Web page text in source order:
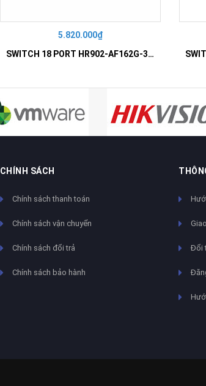
5.820.000₫
SWITCH 18 PORT HR902-AF162G-300 – Switch PoE 16 Cổng
CHÍNH SÁCH
Chính sách thanh toán
Chính sách vận chuyển
Chính sách đổi trả
Chính sách bảo hành
Đổi